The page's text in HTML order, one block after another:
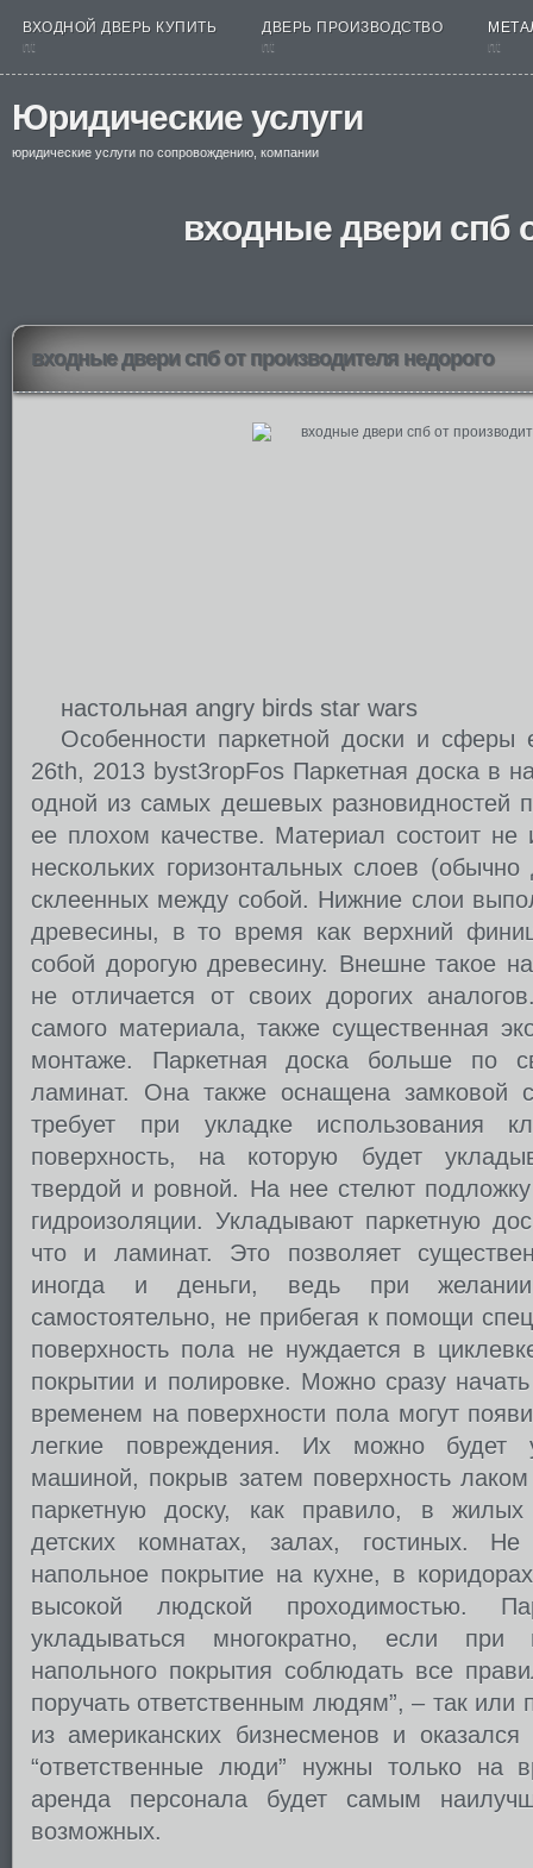
ВХОДНОЙ ДВЕРЬ КУПИТЬ
nt
ДВЕРЬ ПРОИЗВОДСТВО
nt
nt
Юридические услуги
юридические услуги по сопровождению, компании
входные двери спб
входные двери спб от производителя недорого
настольная angry birds star wars
Особенности паркетной доски и сферы
26th, 2013 byst3ropFos Паркетная доска в
одной из самых дешевых разновидностей
ее плохом качестве. Материал состоит не
нескольких горизонтальных слоев
склеенных между собой. Нижние слои
древесины, в то время как верхний
собой дорогую древесину. Внешне такое
не отличается от своих дорогих
самого материала, также существенная
монтаже. Паркетная доска больше по
ламинат. Она также оснащена замковой
требует при укладке использования
поверхность, на которую будет
твердой и ровной. На нее стелют
гидроизоляции. Укладывают паркетную
что и ламинат. Это позволяет
иногда и деньги, ведь при
самостоятельно, не прибегая к помощи
поверхность пола не нуждается в
покрытии и полировке. Можно сразу
временем на поверхности пола могут
легкие повреждения. Их можно будет
машиной, покрыв затем поверхность
паркетную доску, как правило, в
детских комнатах, залах, гостиных. Не
напольное покрытие на кухне, в
высокой людской проходимостью.
укладываться многократно, если
напольного покрытия соблюдать все
поручать ответственным людям”, – так или
из американских бизнесменов и
“ответственные люди” нужны только на
аренда персонала будет самым
возможных.